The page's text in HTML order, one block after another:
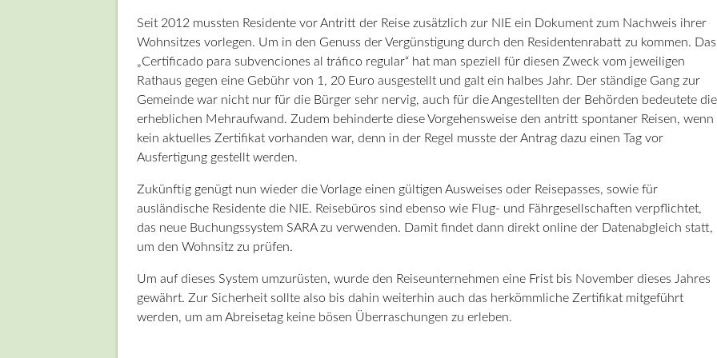
Seit 2012 mussten Residente vor Antritt der Reise zusätzlich zur NIE ein Dokument zum Nachweis ihrer
Wohnsitzes vorlegen. Um in den Genuss der Vergünstigung durch den Residentenrabatt zu kommen. Das
„Certificado para subvenciones al tráfico regular“ hat man speziell für diesen Zweck vom jeweiligen
Rathaus gegen eine Gebühr von 1, 20 Euro ausgestellt und galt ein halbes Jahr. Der ständige Gang zur
Gemeinde war nicht nur für die Bürger sehr nervig, auch für die Angestellten der Behörden bedeutete
erheblichen Mehraufwand. Zudem behinderte diese Vorgehensweise den antritt spontaner Reisen, wenn
kein aktuelles Zertifikat vorhanden war, denn in der Regel musste der Antrag dazu einen Tag vor
Ausfertigung gestellt werden.
Zukünftig genügt nun wieder die Vorlage einen gültigen Ausweises oder Reisepasses, sowie für
ausländische Residente die NIE. Reisebüros sind ebenso wie Flug- und Fährgesellschaften verpflichtet,
das neue Buchungssystem SARA zu verwenden. Damit findet dann direkt online der Datenabgleich statt,
um den Wohnsitz zu prüfen.
Um auf dieses System umzurüsten, wurde den Reiseunternehmen eine Frist bis November dieses Jahres
gewährt. Zur Sicherheit sollte also bis dahin weiterhin auch das herkömmliche Zertifikat mitgeführt
werden, um am Abreisetag keine bösen Überraschungen zu erleben.